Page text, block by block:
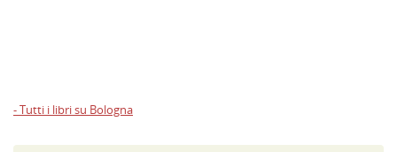
- Tutti i libri su Bologna